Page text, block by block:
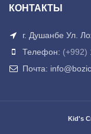
КОНТАКТЫ
г. Душанбе Ул.
Телефон: (+992)
Почта:
Kid's